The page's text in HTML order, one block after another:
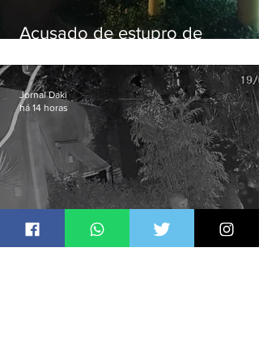
Acusado de estupro de
Jornal Daki
há 14 horas